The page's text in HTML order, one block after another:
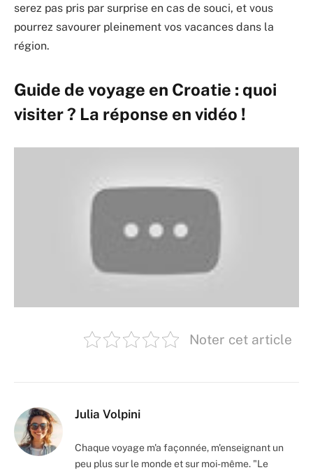
serez pas pris par surprise en cas de souci, et vous
pourrez savourer pleinement vos vacances dans la
région.
Guide de voyage en Croatie : quoi
visiter ? La réponse en vidéo !
Noter cet article
Julia Volpini
Chaque voyage m'a façonnée, m'enseignant un
peu plus sur le monde et sur moi-même. "Le